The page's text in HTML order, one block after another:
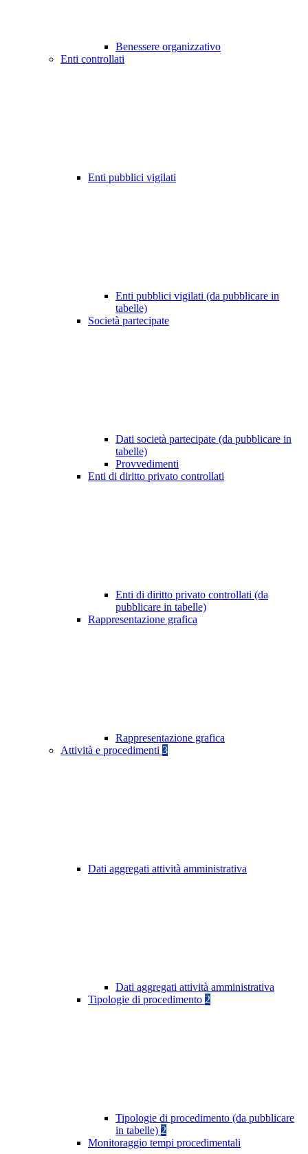
Benessere organizzativo
Enti controllati
Enti pubblici vigilati
Enti pubblici vigilati (da pubblicare in
tabelle)
Società partecipate
Dati società partecipate (da pubblicare in
tabelle)
Provvedimenti
Enti di diritto privato controllati
Enti di diritto privato controllati (da
pubblicare in tabelle)
Rappresentazione grafica
Rappresentazione grafica
Attività e procedimenti 3
Dati aggregati attività amministrativa
Dati aggregati attività amministrativa
Tipologie di procedimento 2
Tipologie di procedimento (da pubblicare
in tabelle) 2
Monitoraggio tempi procedimentali